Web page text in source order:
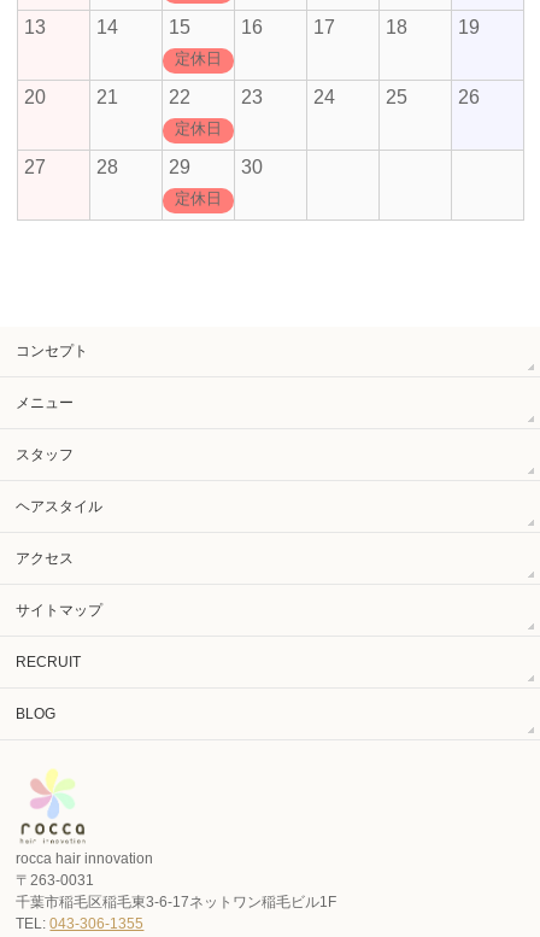
13 14 15
定休日
16 17 18 19
20 21 22
定休日
23 24 25 26
27 28 29
定休日
30
コンセプト
メニュー
スタッフ
ヘアスタイル
アクセス
サイトマップ
RECRUIT
BLOG
rocca hair innovation
〒263-0031
千葉市稲毛区稲毛東3-6-17ネットワン稲毛ビル1F
TEL:043-306-1355